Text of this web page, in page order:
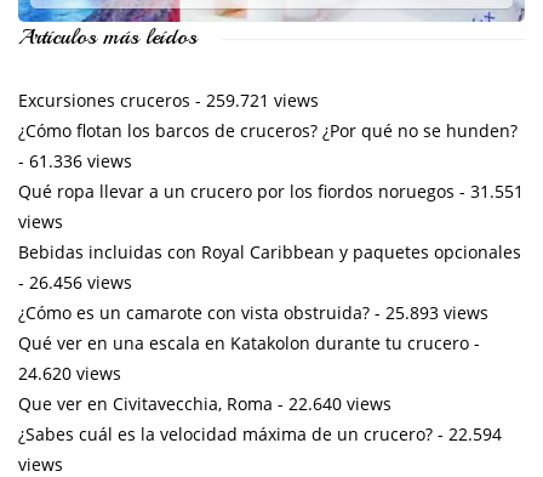
Artículos más leídos
Excursiones cruceros - 259.721 views
¿Cómo flotan los barcos de cruceros? ¿Por qué no se hunden?
- 61.336 views
Qué ropa llevar a un crucero por los fiordos noruegos - 31.551
views
Bebidas incluidas con Royal Caribbean y paquetes opcionales
- 26.456 views
¿Cómo es un camarote con vista obstruida? - 25.893 views
Qué ver en una escala en Katakolon durante tu crucero -
24.620 views
Que ver en Civitavecchia, Roma - 22.640 views
¿Sabes cuál es la velocidad máxima de un crucero? - 22.594
views